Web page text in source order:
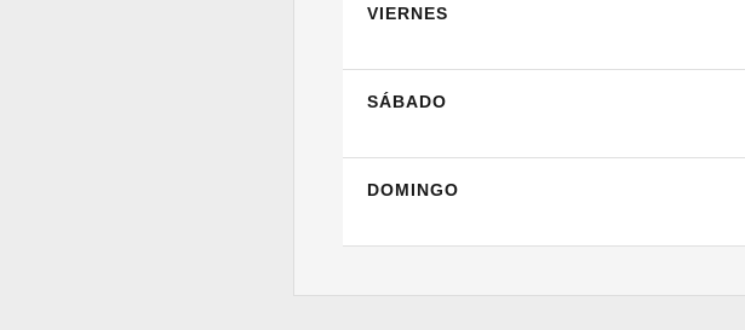
VIERNES
SÁBADO
DOMINGO